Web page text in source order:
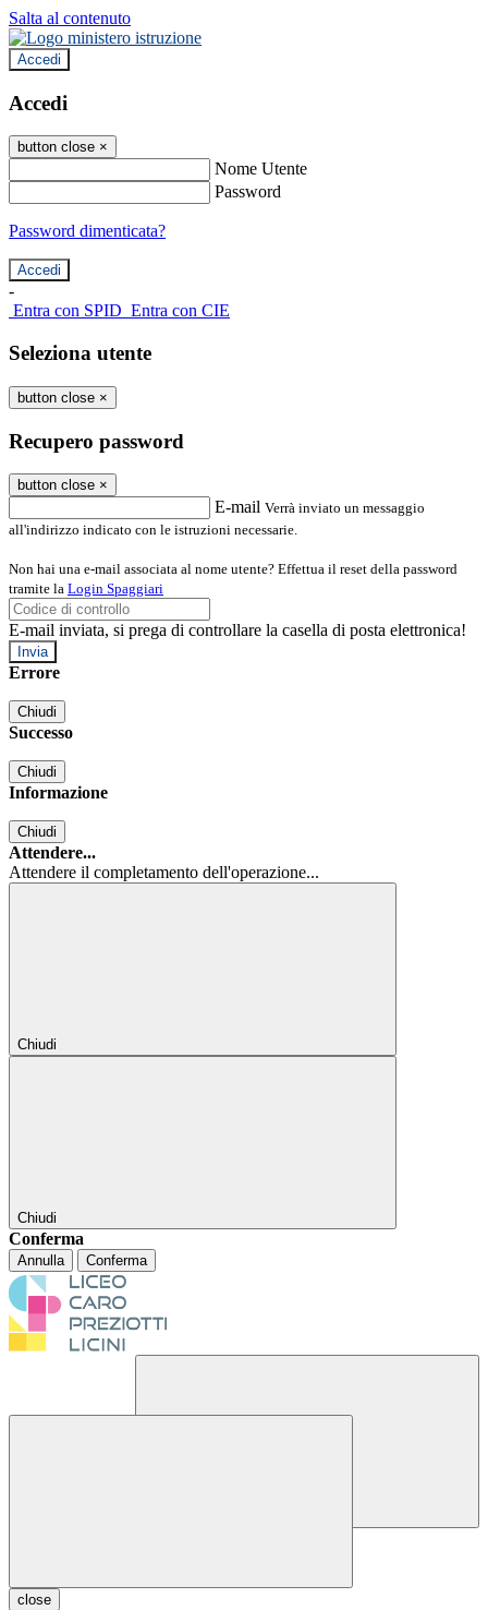
Salta al contenuto
Accedi
Accedi
button close ×
Nome Utente
Password
Password dimenticata?
-
Entra con SPID Entra con CIE
Seleziona utente
button close ×
Recupero password
button close ×
E-mail Verrà inviato un messaggio
all'indirizzo indicato con le istruzioni necessarie.
Non hai una e-mail associata al nome utente? Effettua il reset della password
tramite la Login Spaggiari
E-mail inviata, si prega di controllare la casella di posta elettronica!
Errore
Chiudi
Successo
Chiudi
Informazione
Chiudi
Attendere...
Attendere il completamento dell'operazione...
Chiudi
Chiudi
Conferma
Annulla Conferma
close